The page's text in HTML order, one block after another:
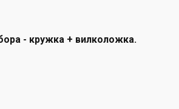
- кружка + вилколожка.